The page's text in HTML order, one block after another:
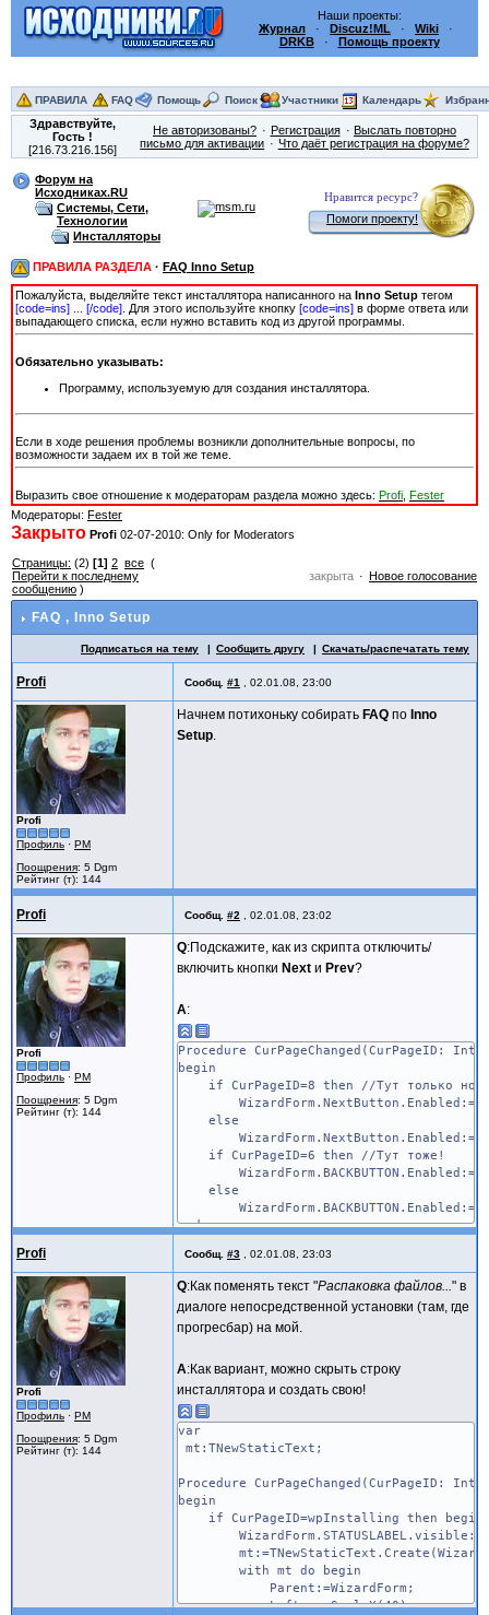
Наши проекты:
Журнал · Discuz!ML · Wiki ·
DRKB· Помощь проекту
ПРАВИЛА FAQ Помощь Поиск Участники Календарь
Здравствуйте,
Гость!
[216.73.216.156]
Не авторизованы? Регистрация
Выслать повторно
письмо для активации
Что даёт регистрация на форуме?
Форум на
Исходниках.RU
Системы, Сети,
Технологии
Инсталляторы
Нравится ресурс?
Помоги проекту!
ПРАВИЛА РАЗДЕЛА · FAQ Inno Setup
Пожалуйста, выделяйте текст инсталлятора написанного на Inno Setup тегом
[сode=ins] ... [/сode] . Для этого используйте кнопку [code=ins] в форме ответа или
выпадающего списка, если нужно вставить код из другой программы.
Обязательно указывать:
Программу, используемую для создания инсталлятора.
Если в ходе решения проблемы возникли дополнительные вопросы, по
возможности задаем их в той же теме.
Выразить свое отношение к модераторам раздела можно здесь: Profi Fester
Модераторы: Fester
Закрыто Profi 02-07-2010: Only for Moderators
Страницы: (2) [1] 2 все (
Перейти к последнему
сообщению )
закрыта Новое голосование
FAQ , Inno Setup
Подписаться на тему Сообщить другу Скачать/распечатать тему
Profi Сообщ. #1 02.01.08, 23:00
Profi
Профиль · PM
Поощрения: 5 Dgm
Рейтинг (т): 144
Начнем потихоньку собирать FAQ по Inno
Setup
Profi Сообщ. #2 02.01.08, 23:02
Profi
Профиль · PM
Поощрения: 5 Dgm
Рейтинг (т): 144
Q:Подскажите, как из скрипта отключить/
включить кнопки Next и Prev?
А:
Procedure CurPageChanged(CurPageID:
begin
if CurPageID=8 then //Тут только
else
if CurPageID=6 then //Тут тоже!
else
end;
Profi Сообщ. #3 02.01.08, 23:03
Profi
Профиль · PM
Поощрения: 5 Dgm
Рейтинг (т): 144
Q:Как поменять текст "Распаковка файлов... " в
диалоге непосредственной установки (там, где
прогресбар) на мой.
А:Как вариант, можно скрыть строку
инсталлятора и создать свою!
var
mt:TNewStaticText;
Procedure CurPageChanged(CurPageID:
begin
if CurPageID=wpInstalling then begin
with mt do begin
Parent:=WizardForm;
Left := ScaleX(40);